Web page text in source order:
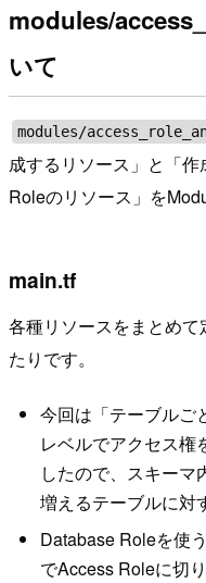
modules/
いて
modules/
成するリソース」と「
Roleのリソース」を
main.tf
各種リソースをまとめ
たりです。
今回は「テーブルご
レベルでアクセス権
したので、スキー
増えるテーブルに対
Database Roleを使
でAccess Roleに切